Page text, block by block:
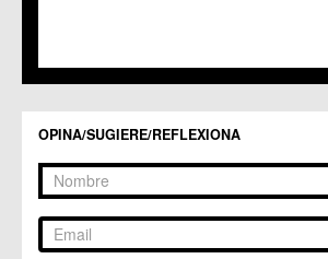
OPINA/SUGIERE/REFLEXIONA